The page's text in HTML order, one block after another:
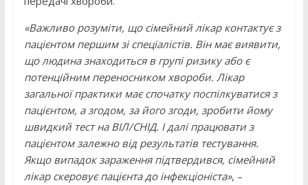
«Важливо розуміти, що сімейний лікар контактує з
пацієнтом першим зі спеціалістів. Він має виявити,
що людина знаходиться в групі ризику або є
потенційним переносником хвороби. Лікар
загальної практики має спочатку поспілкуватися з
пацієнтом, а згодом, за його згоди, зробити йому
швидкий тест на ВІЛ/СНІД. І далі працювати з
пацієнтом залежно від результатів тестування.
Якщо випадок зараження підтвердився, сімейний
лікар скеровує пацієнта до інфекціоніста», –